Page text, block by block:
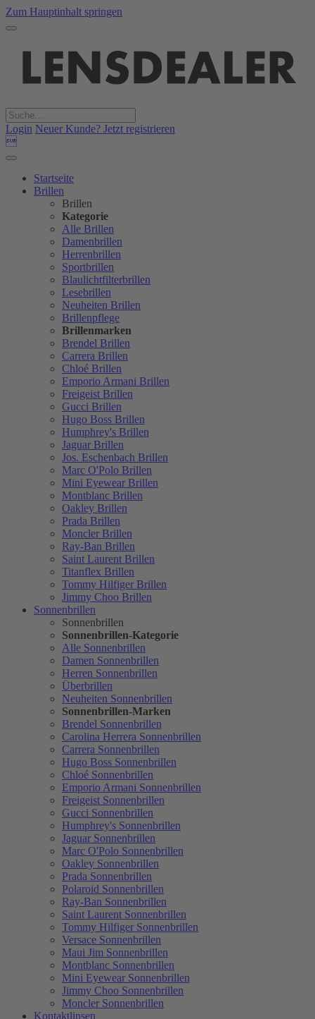
Zum Hauptinhalt springen
Login Neuer Kunde? Jetzt registrieren

Startseite
Brillen
Brillen
Kategorie
Alle Brillen
Damenbrillen
Herrenbrillen
Sportbrillen
Blaulichtfilterbrillen
Lesebrillen
Neuheiten Brillen
Brillenpflege
Brillenmarken
Brendel Brillen
Carrera Brillen
Chloé Brillen
Emporio Armani Brillen
Freigeist Brillen
Gucci Brillen
Hugo Boss Brillen
Humphrey's Brillen
Jaguar Brillen
Jos. Eschenbach Brillen
Marc O'Polo Brillen
Mini Eyewear Brillen
Montblanc Brillen
Oakley Brillen
Prada Brillen
Moncler Brillen
Ray-Ban Brillen
Saint Laurent Brillen
Titanflex Brillen
Tommy Hilfiger Brillen
Jimmy Choo Brillen
Sonnenbrillen
Sonnenbrillen
Sonnenbrillen-Kategorie
Alle Sonnenbrillen
Damen Sonnenbrillen
Herren Sonnenbrillen
Überbrillen
Neuheiten Sonnenbrillen
Sonnenbrillen-Marken
Brendel Sonnenbrillen
Carolina Herrera Sonnenbrillen
Carrera Sonnenbrillen
Hugo Boss Sonnenbrillen
Chloé Sonnenbrillen
Emporio Armani Sonnenbrillen
Freigeist Sonnenbrillen
Gucci Sonnenbrillen
Humphrey's Sonnenbrillen
Jaguar Sonnenbrillen
Marc O'Polo Sonnenbrillen
Oakley Sonnenbrillen
Prada Sonnenbrillen
Polaroid Sonnenbrillen
Ray-Ban Sonnenbrillen
Saint Laurent Sonnenbrillen
Tommy Hilfiger Sonnenbrillen
Versace Sonnenbrillen
Maui Jim Sonnenbrillen
Montblanc Sonnenbrillen
Mini Eyewear Sonnenbrillen
Jimmy Choo Sonnenbrillen
Moncler Sonnenbrillen
Kontaktlinsen